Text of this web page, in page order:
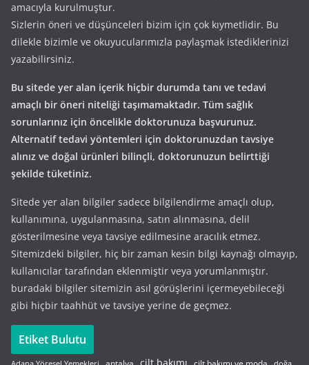
amacıyla kurulmuştur.
Sizlerin öneri ve düşünceleri bizim için çok kıymetlidir. Bu
dilekle bizimle ve okuyucularımızla paylaşmak istediklerinizi
yazabilirsiniz.
Bu sitede yer alan içerik hiçbir durumda tanı ve tedavi
amaçlı bir öneri niteliği taşımamaktadır. Tüm sağlık
sorunlarınız için öncelikle doktorunuza başvurunuz.
Alternatif tedavi yöntemleri için doktorunuzdan tavsiye
alınız ve doğal ürünleri bilinçli, doktorunuzun belirttiği
şekilde tüketiniz.
Sitede yer alan bilgiler sadece bilgilendirme amaçlı olup,
kullanımına, uygulanmasına, satın alınmasına, delil
gösterilmesine veya tavsiye edilmesine aracılık etmez.
Sitemizdeki bilgiler, hiç bir zaman kesin bilgi kaynağı olmayıp,
kullanıcılar tarafından eklenmiştir veya yorumlanmıştır.
buradaki bilgiler sitemizin asıl görüşlerini içermeyebileceği
gibi hiçbir taahhüt ve tavsiye yerine de geçmez.
Etiket Bulutu